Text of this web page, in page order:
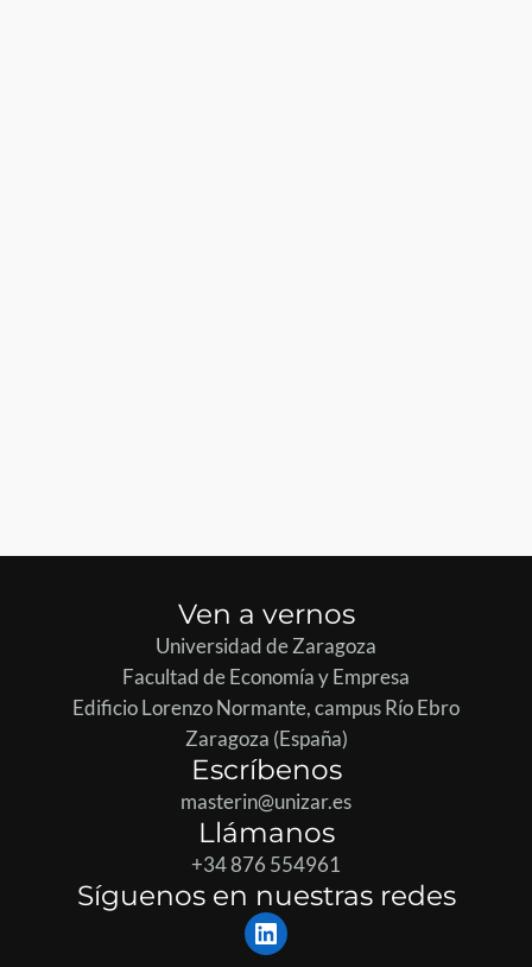
Ven a vernos
Universidad de Zaragoza
Facultad de Economía y Empresa
Edificio Lorenzo Normante, campus Río Ebro
Zaragoza (España)
Escríbenos
masterin@unizar.es
Llámanos
+34 876 554961
Síguenos en nuestras redes
LinkedIn